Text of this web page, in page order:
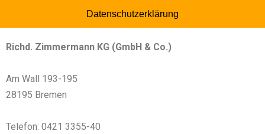
sonstiger datenschutzrechtlicher Bestimmungen ist die:
Richd. Zimmermann KG (GmbH & Co.)
Am Wall 193-195
28195 Bremen
Telefon: 0421 3355-40
Datenschutzerklärung